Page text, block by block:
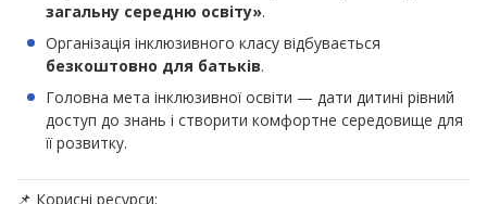
загальну середню освіту».
Організація інклюзивного класу відбувається
безкоштовно для батьків.
Головна мета інклюзивної освіти — дати дитині рівний
доступ до знань і створити комфортне середовище для
її розвитку.
📌 Корисні ресурси: